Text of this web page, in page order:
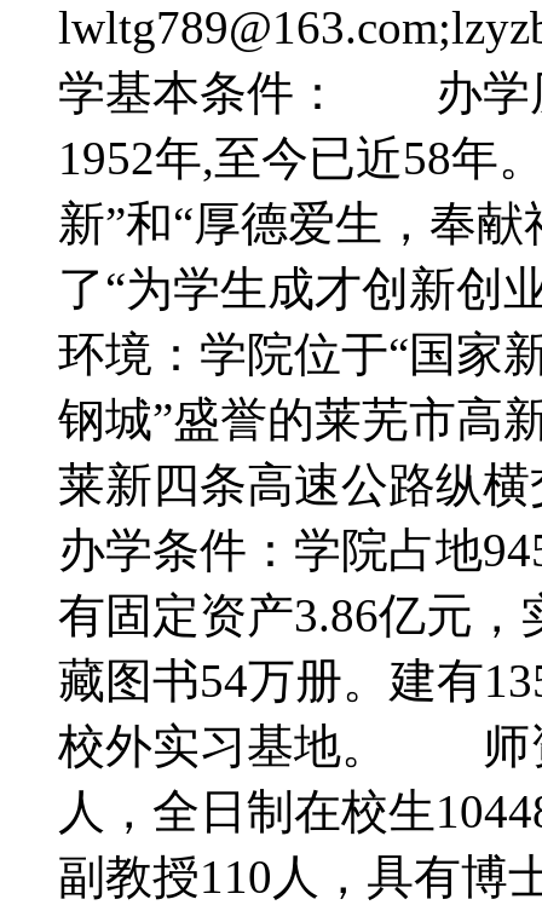
学基本条件： 办学
1952年,至今已近58年
新”和“厚德爱生，奉
了“为学生成才创新
环境：学院位于“国家
钢城”盛誉的莱芜市高
莱新四条高速公路
办学条件：学院占地
有固定资产3.86亿元，
藏图书54万册。建有
校外实习基地。 师
人，全日制在校生
副教授110人，具有博